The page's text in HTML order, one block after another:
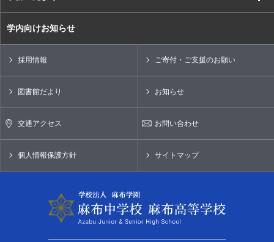
学内向けお知らせ
採用情報 ご寄付・ご支援のお願い
図書館だより お知らせ
交通アクセス お問い合わせ
個人情報保護方針 サイトマップ